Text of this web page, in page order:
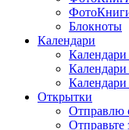
Блокноты
Календари
Открытки
Отправлю
Отправьте